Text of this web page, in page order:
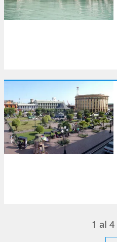
1 al 4